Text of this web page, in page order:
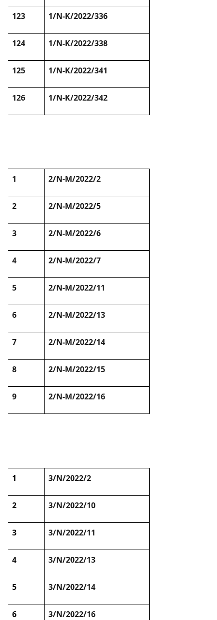
123 1/N-K/2022/336
124 1/N-K/2022/338
125 1/N-K/2022/341
126 1/N-K/2022/342
1 2/N-M/2022/2
2 2/N-M/2022/5
3 2/N-M/2022/6
4 2/N-M/2022/7
5 2/N-M/2022/11
6 2/N-M/2022/13
7 2/N-M/2022/14
8 2/N-M/2022/15
9 2/N-M/2022/16
1 3/N/2022/2
2 3/N/2022/10
3 3/N/2022/11
4 3/N/2022/13
5 3/N/2022/14
6 3/N/2022/16